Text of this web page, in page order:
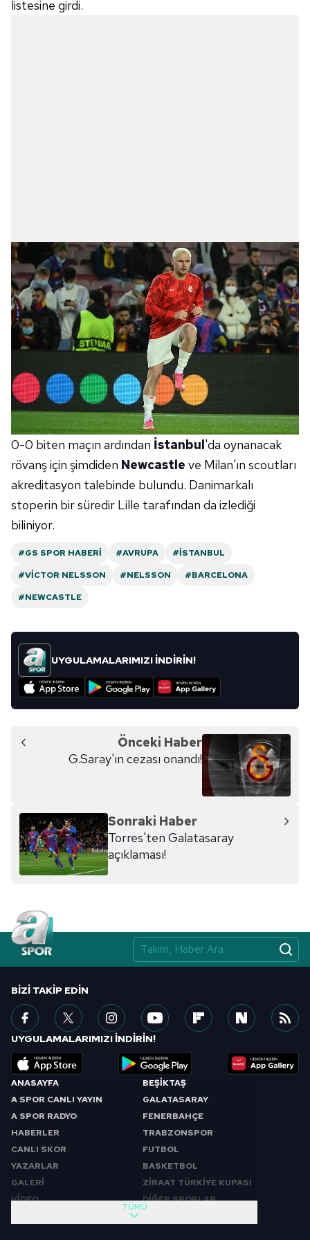
listesine girdi.
0-0 biten maçın ardından İstanbul'da oynanacak
rövanş için şimdiden Newcastle ve Milan'ın scoutları
akreditasyon talebinde bulundu. Danimarkalı
stoperin bir süredir Lille tarafından da izlediği
biliniyor.
#GS SPOR HABERI #AVRUPA
#İSTANBUL
#VICTOR NELSSON
#NELSSON
#BARCELONA
#NEWCASTLE
UYGULAMALARIMIZI İNDİRİN!
Önceki Haber
G.Saray'ın cezası onandı!
Sonraki Haber
Torres'ten Galatasaray
açıklaması!
ANASAYFA
A SPOR CANLI YAYIN
A SPOR RADYO
HABERLER
CANLI SKOR
YAZARLAR
GALERİ
VİDEO
BEŞİKTAŞ
GALATASARAY
FENERBAHÇE
TRABZONSPOR
FUTBOL
BASKETBOL
ZİRAAT TÜRKİYE KUPASI
DİĞER SPORLAR
TÜMÜ
BIZI TAKIP EDIN
UYGULAMALARIMIZI İNDİRİN!